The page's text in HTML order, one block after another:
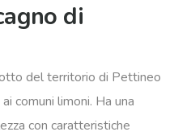
di
del territorio di Pettineo
comuni limoni. Ha una
con caratteristiche